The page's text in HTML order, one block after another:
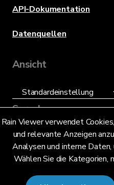
Rain Viewer verwendet
und relevante Anzeigen
Analysen und interne
Wählen Sie die Kategorien,
API-Dokumentation
Datenquellen
Ansicht
Sprache
Deutsch (DE)